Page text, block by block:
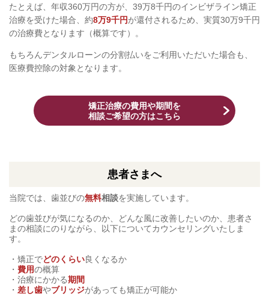
たとえば、年収360万円の方が、39万8千円のインビザライン矯正
治療を受けた場合、約8万9千円が還付されるため、実質30万9千円
の治療費となります（概算です）。
もちろんデンタルローンの分割払いをご利用いただいた場合も、
医療費控除の対象となります。
矯正治療の費用や期間を
相談ご希望の方はこちら
患者さまへ
当院では、歯並びの無料相談を実施しています。
どの歯並びが気になるのか、どんな風に改善したいのか、 患者さ
まの相談にのりながら、以下についてカウンセリングいたしま
す。
・矯正でどのくらい良くなるか
・ 費用の概算
・治療にかかる期間
・ 差し歯やブリッジがあっても矯正が可能か